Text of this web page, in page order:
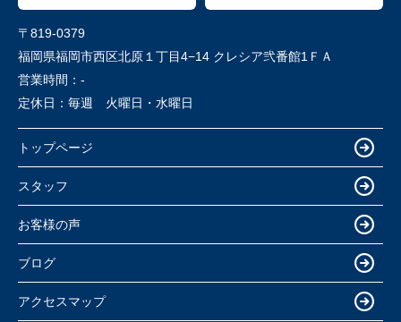
〒819-0379
福岡県福岡市西区北原１丁目4−14 クレシア弐番館1ＦＡ
営業時間： -
定休日： 毎週 火曜日・水曜日
トップページ
スタッフ
お客様の声
ブログ
アクセスマップ